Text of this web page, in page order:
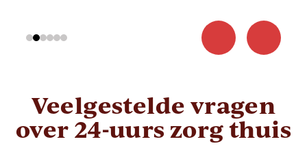
Veelgesteldevragen
over24-uurs zorg thuis